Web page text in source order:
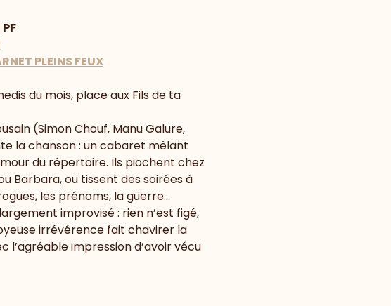
PLEINS FEUX
du mois, place aux Fils de ta
(Simon Chouf, Manu Galure,
la chanson : un cabaret mêlant
du répertoire. Ils piochent chez
Barbara, ou tissent des soirées à
les prénoms, la guerre…
improvisé : rien n’est figé,
irrévérence fait chavirer la
l’agréable impression d’avoir vécu